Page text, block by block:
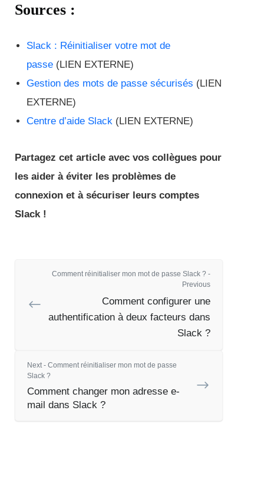
Sources :
Slack : Réinitialiser votre mot de
passe (LIEN EXTERNE)
Gestion des mots de passe sécurisés (LIEN
EXTERNE)
Centre d’aide Slack (LIEN EXTERNE)
Partagez cet article avec vos collègues pour
les aider à éviter les problèmes de
connexion et à sécuriser leurs comptes
Slack !
Comment réinitialiser mon mot de passe Slack ? -
Previous
Comment configurer une
authentification à deux facteurs dans
Slack ?
Next - Comment réinitialiser mon mot de passe
Slack ?
Comment changer mon adresse e-
mail dans Slack ?